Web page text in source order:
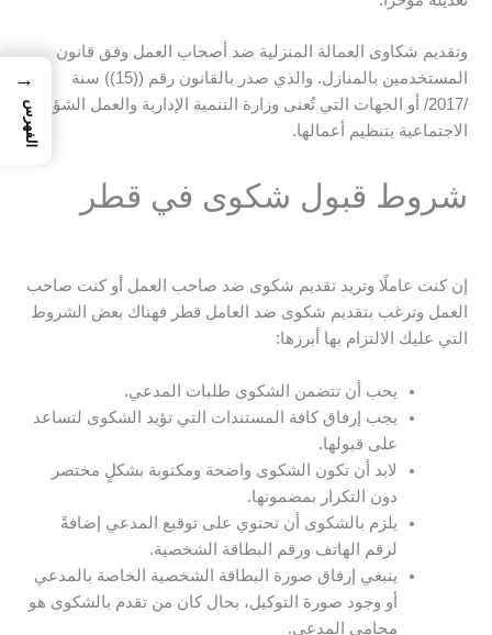
وتقديم شكاوى العمالة المنزلية ضد أصحاب العمل وفق قانون
المستخدمين بالمنازل. والذي صدر بالقانون رقم ((15)) سنة
/2017/ أو الجهات التي تُعنى وزارة التنمية الإدارية والعمل الشؤون
الاجتماعية بتنظيم أعمالها.
شروط قبول شكوى في قطر
إن كنت عاملًا وتريد تقديم شكوى ضد صاحب العمل أو كنت صاحب
العمل وترغب بتقديم شكوى ضد العامل قطر فهناك بعض الشروط
التي عليك الالتزام بها أبرزها:
يحب أن تتضمن الشكوى طلبات المدعي.
يجب إرفاق كافة المستندات التي تؤيد الشكوى لتساعد
على قبولها.
لابد أن تكون الشكوى واضحة ومكتوبة بشكلٍ مختصر
دون التكرار بمضمونها.
يلزم بالشكوى أن تحتوي على توقيع المدعي إضافةً
لرقم الهاتف ورقم البطاقة الشخصية.
ينبغي إرفاق صورة البطاقة الشخصية الخاصة بالمدعي
أو وجود صورة التوكيل، بحال كان من تقدم بالشكوى هو
محامي المدعي.
→
الفهرس